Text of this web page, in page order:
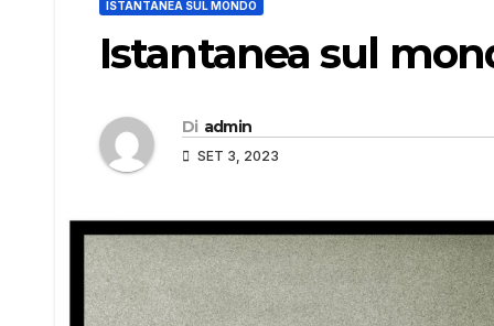
ISTANTANEA SUL MONDO
Istantanea sul
Di admin
SET 3, 2023